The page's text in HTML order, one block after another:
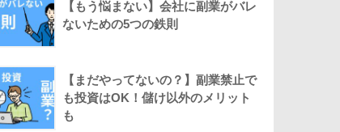
【もう悩まない】会社に副業がバレ
ないための5つの鉄則
【まだやってないの？】副業禁止で
も投資はOK！儲け以外のメリット
も